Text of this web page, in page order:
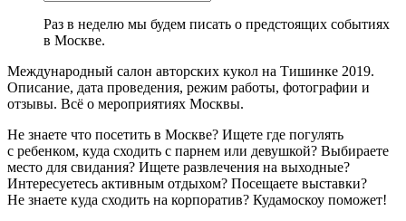
Раз в неделю мы будем писать о предстоящих событиях
в Москве.
Международный салон авторских кукол на Тишинке 2019.
Описание, дата проведения, режим работы, фотографии и
отзывы. Всё о мероприятиях Москвы.
Не знаете что посетить в Москве? Ищете где погулять
с ребенком, куда сходить с парнем или девушкой? Выбираете
место для свидания? Ищете развлечения на выходные?
Интересуетесь активным отдыхом? Посещаете выставки?
Не знаете куда сходить на корпоратив? Кудамоскоу поможет!